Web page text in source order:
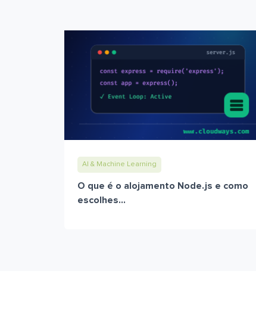
AI & Machine Learning
O que é o alojamento Node.js e como
escolhes...